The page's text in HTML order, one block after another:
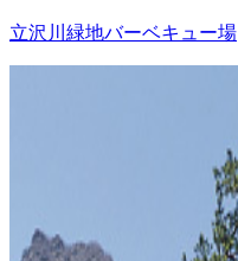
立沢川緑地バーベキュー場